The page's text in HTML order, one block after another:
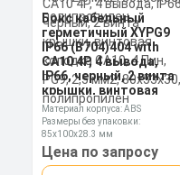
Автомобильное
крепление № 1
Бокс кабельный
герметичный XYPG9
IP66 (B704)404 with
CA10 4P, 4 вывода,
IP66, черный, 2 винта
крышки, винтовая
колодка CA10, 4 Пин,
PG9, 2,5 мм2, 80х53х30,
полипропилен
Материал корпуса: ABS
Размеры без упаковки:
85x100x28.3 мм
Степень пылевлагозащиты: IP67
Цена по запросу